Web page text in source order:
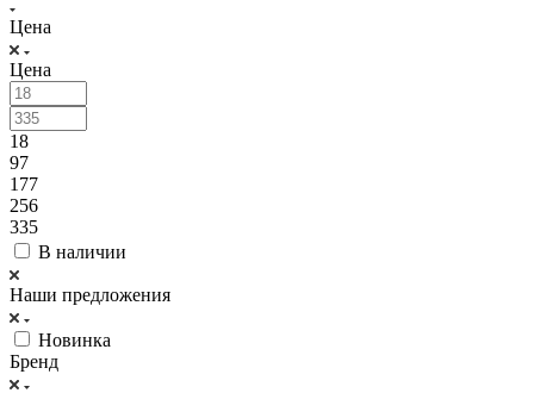
Цена
Цена
18
97
177
256
335
В наличии
Наши предложения
Новинка
Бренд